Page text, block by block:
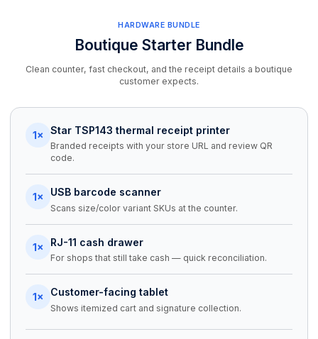
HARDWARE BUNDLE
Boutique Starter Bundle
Clean counter, fast checkout, and the receipt details a boutique
customer expects.
1× Star TSP143 thermal receipt printer
Branded receipts with your store URL and review QR
code.
1× USB barcode scanner
Scans size/color variant SKUs at the counter.
1× RJ-11 cash drawer
For shops that still take cash — quick reconciliation.
1× Customer-facing tablet
Shows itemized cart and signature collection.